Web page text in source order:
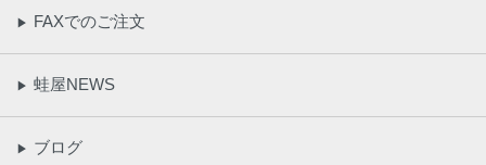
▶ FAXでのご注文
▶ 蛙屋NEWS
▶ ブログ